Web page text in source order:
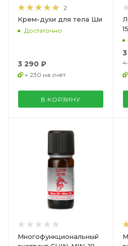
2
Крем-духи для тела Ши
Достаточно
3 290 ₽
+ 230 на счет
В КОРЗИНУ
4
Многофункциональный